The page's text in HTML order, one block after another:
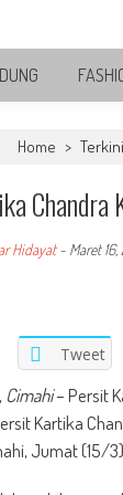
Side
Home > Terkini
Chandra
Hidayat- Maret 16,
Tweet
, Cimahi– Persit
Kartika
Jumat (15/3).